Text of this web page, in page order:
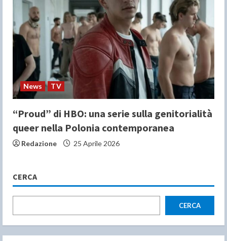
News TV
“Proud” di HBO: una serie sulla genitorialità
queer nella Polonia contemporanea
Redazione 25 Aprile 2026
CERCA
CERCA